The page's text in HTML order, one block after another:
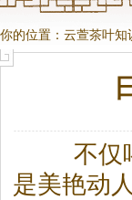
你的位置： 云萱茶叶知
不仅
是美艳动